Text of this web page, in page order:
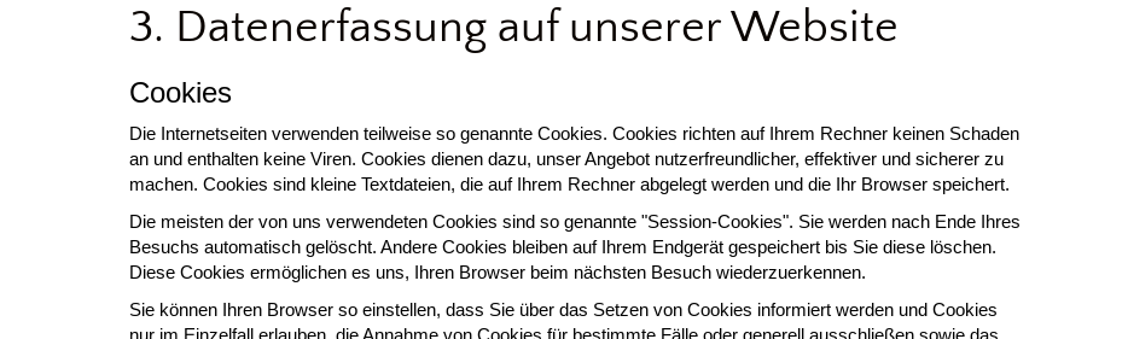
3. Datenerfassung auf unserer Website
Cookies
Die Internetseiten verwenden teilweise so genannte Cookies. Cookies richten auf Ihrem Rechner keinen Schaden
an und enthalten keine Viren. Cookies dienen dazu, unser Angebot nutzerfreundlicher, effektiver und sicherer zu
machen. Cookies sind kleine Textdateien, die auf Ihrem Rechner abgelegt werden und die Ihr Browser speichert.
Die meisten der von uns verwendeten Cookies sind so genannte "Session-Cookies". Sie werden nach Ende Ihres
Besuchs automatisch gelöscht. Andere Cookies bleiben auf Ihrem Endgerät gespeichert bis Sie diese löschen.
Diese Cookies ermöglichen es uns, Ihren Browser beim nächsten Besuch wiederzuerkennen.
Sie können Ihren Browser so einstellen, dass Sie über das Setzen von Cookies informiert werden und Cookies
nur im Einzelfall erlauben, die Annahme von Cookies für bestimmte Fälle oder generell ausschließen sowie das